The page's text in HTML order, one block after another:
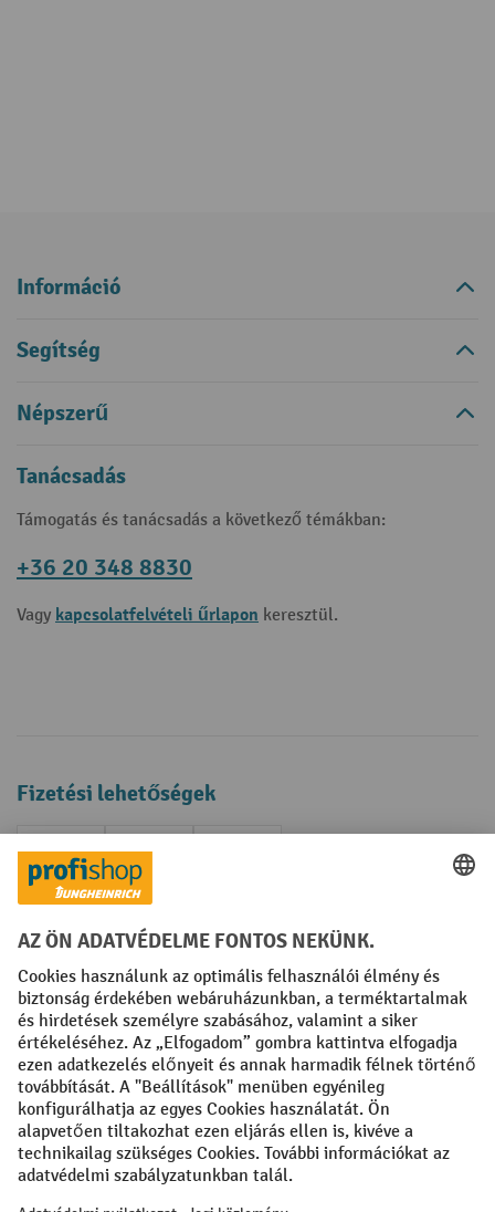
Információ
Segítség
Népszerű
Tanácsadás
Támogatás és tanácsadás a következő témákban:
+36 20 348 8830
Vagy kapcsolatfelvételi űrlapon keresztül.
Fizetési lehetőségek
Creditcard (Master)Creditcard (Visa)
Előrefizetés
Közösségi Média
Facebook
YouTube
LinkedIn
Instagram
Impresszum ÁSZF Adatvédelmi tájékoztató
Adatvédelmi beállítások